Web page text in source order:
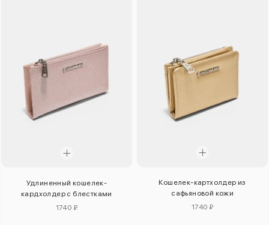
Удлиненный кошелек-
кардхолдер с блестками
1740 ₽
Кошелек-картхолдер из
сафьяновой кожи
1740 ₽